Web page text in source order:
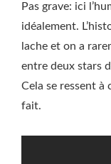
Pas grave: ici
idéalement.
lache et on a
entre deux stars
Cela se ressent à
fait.